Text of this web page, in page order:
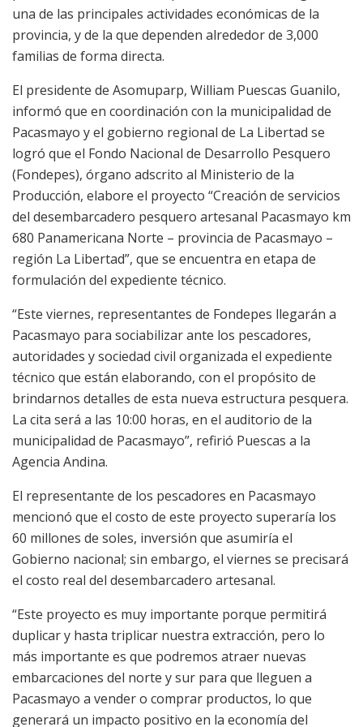
una de las principales actividades económicas de la
provincia, y de la que dependen alrededor de 3,000
familias de forma directa.
El presidente de Asomuparp, William Puescas Guanilo,
informó que en coordinación con la municipalidad de
Pacasmayo y el gobierno regional de La Libertad se
logró que el Fondo Nacional de Desarrollo Pesquero
(Fondepes), órgano adscrito al Ministerio de la
Producción, elabore el proyecto “Creación de servicios
del desembarcadero pesquero artesanal Pacasmayo km
680 Panamericana Norte – provincia de Pacasmayo –
región La Libertad”, que se encuentra en etapa de
formulación del expediente técnico.
“Este viernes, representantes de Fondepes llegarán a
Pacasmayo para sociabilizar ante los pescadores,
autoridades y sociedad civil organizada el expediente
técnico que están elaborando, con el propósito de
brindarnos detalles de esta nueva estructura pesquera.
La cita será a las 10:00 horas, en el auditorio de la
municipalidad de Pacasmayo”, refirió Puescas a la
Agencia Andina.
El representante de los pescadores en Pacasmayo
mencionó que el costo de este proyecto superaría los
60 millones de soles, inversión que asumiría el
Gobierno nacional; sin embargo, el viernes se precisará
el costo real del desembarcadero artesanal.
“Este proyecto es muy importante porque permitirá
duplicar y hasta triplicar nuestra extracción, pero lo
más importante es que podremos atraer nuevas
embarcaciones del norte y sur para que lleguen a
Pacasmayo a vender o comprar productos, lo que
generará un impacto positivo en la economía del